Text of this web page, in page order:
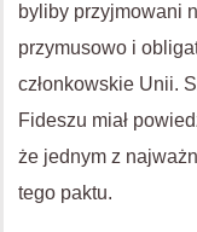
byliby przyjmowani
przymusowo i
członkowskie Unii.
Fideszu miał
że jednym z
tego paktu.